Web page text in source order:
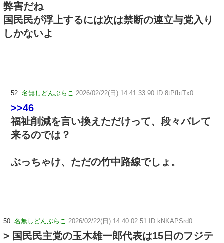
弊害だね
国民民が浮上するには次は禁断の連立与党入り
しかないよ
52: 名無しどんぶらこ 2026/02/22(日) 14:41:33.90 ID:8tPfbtTx0
>>46
福祉削減を言い換えただけって、段々バレて
来るのでは？
ぶっちゃけ、ただの竹中路線でしょ。
50: 名無しどんぶらこ 2026/02/22(日) 14:40:02.51 ID:kNKAPSrd0
> 国民民主党の玉木雄一郎代表は15日のフジテ